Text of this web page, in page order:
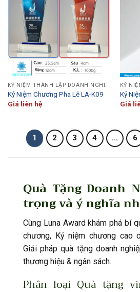
Kỷ Niệm Chương Pha Lê LA-K09
Giá liên hệ
Kỷ
Giá
1 2 3 4 … 6
Quà Tặng Doanh
trọng và ý nghĩa
Cùng Luna Award khám phá bí
chương, Kỷ niệm chương cao
Giải pháp quà tặng doanh
thương hiệu & ngân sách.
Phân loại Quà tặng